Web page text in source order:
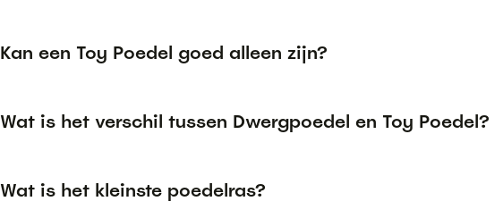
Kan een Toy Poedel goed alleen zijn?
Wat is het verschil tussen Dwergpoedel en Toy Poedel?
Wat is het kleinste poedelras?